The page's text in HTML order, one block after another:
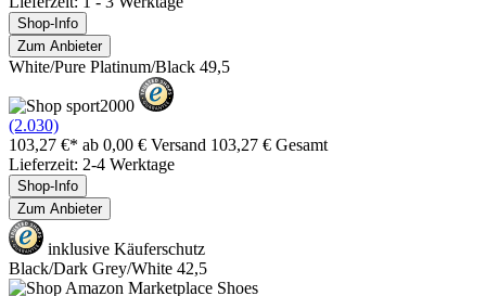
Shop-Info
Zum Anbieter
White/Pure Platinum/Black 49,5
(2.030)
103,27 €* ab 0,00 € Versand 103,27 € Gesamt
Lieferzeit: 2-4 Werktage
Shop-Info
Zum Anbieter
inklusive Käuferschutz
Black/Dark Grey/White 42,5